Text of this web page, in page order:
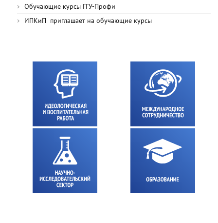
Обучающие курсы ГГУ-Профи
ИПКиП приглашает на обучающие курсы